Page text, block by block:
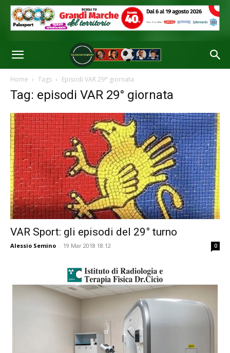
Home Tags Episodi VAR 29° giornata
Tag: episodi VAR 29° giornata
VAR Sport: gli episodi del 29° turno
Alessio Semino - 19 Mar 2018 18:12 0